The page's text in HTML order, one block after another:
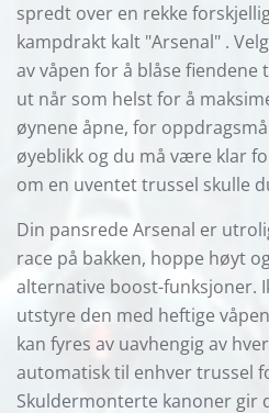
spredt over en rekke
kampdrakt kalt "Arsenal" .
av våpen for å blåse
ut når som helst for å
øynene åpne, for
øyeblikk og du må være klar
om en uventet trussel skulle
Din pansrede Arsenal er
race på bakken, hoppe høyt
alternative boost-funksjoner.
utstyre den med heftige
kan fyres av uavhengig av
automatisk til enhver trussel
Skuldermonterte kanoner gir